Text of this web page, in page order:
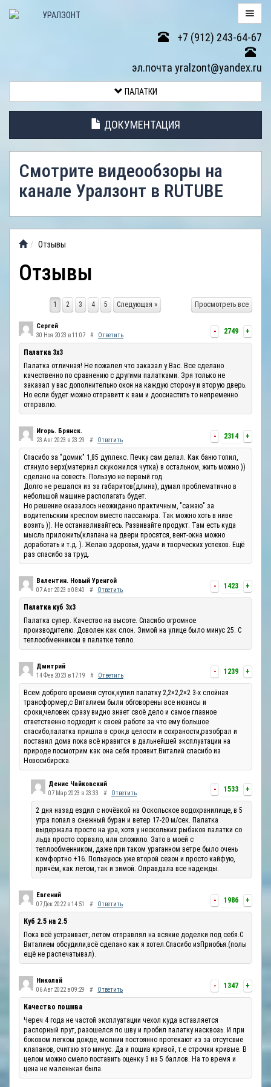
+7 (912) 243-64-67
эл.почта yralzont@yandex.ru
ТОВАРА
ПАЛАТОК
АНТИДОЖДЕВЫЕ
ТЕНТЫ
ВИДЕООБЗОР
ОТЗЫВЫ
ПАЛАТКИ
ДОКУМЕНТАЦИЯ
Смотрите видеообзоры на
канале Уралзонт в RUTUBE
Отзывы
Отзывы
Просмотреть все
1 2 3 4 5 Следующая »
- 2749 +
Сергей
30 Ноя 2023 в 11:07 # Ответить
Палатка 3х3
Палатка отличная! Не пожалел что заказал у Вас. Все сделано
качественно по сравнению с другими палатками. Зря только не
заказал у вас дополнительно окон на каждую сторону и вторую дверь.
Но если будет можно отправитт к вам и дооснастить то непременно
отправлю.
- 2314 +
Игорь. Брянск.
23 Авг 2023 в 23:29 # Ответить
Спасибо за "домик" 1,85 дуплекс. Печку сам делал. Как баню топил,
стянуло верх(материал скукожился чутка) в остальном, жить можно ))
сделано на совесть. Пользую не первый год.
Долго не решался из за габаритов(длина), думал проблематично в
небольшой машине располагать будет.
Но решение оказалось неожиданно практичным, "сажаю" за
водительским креслом вместо пассажира. Так можно хоть в ниве
возить )). Не останавливайтесь. Развивайте продукт. Там есть куда
мысль приложить(клапана на двери просятся, вент-окна можно
доработать и т.д. ). Желаю здоровья, удачи и творческих успехов. Ещё
раз спасибо за труд.
- 1423 +
Валентин. Новый Уренгой
07 Авг 2023 в 08:40 # Ответить
Палатка куб 3х3
Палатка супер. Качество на высоте. Спасибо огромное
производителю. Доволен как слон. Зимой на улице было минус 25. С
теплообменником в палатке тепло.
- 1239 +
Дмитрий
14 Фев 2023 в 17:19 # Ответить
Всем доброго времени суток,купил палатку 2,2×2,2×2 3-х слойная
трансформер,с Виталием были обговорены все нюансы и
сроки,человек сразу видно знает своё дело и самое главное
ответственно подходит к своей работе за что ему большое
спасибо,палатка пришла в срок,в целости и сохраности,разобрал и
поставил дома пока всё нравится в дальнейшей эксплуатации на
природе посмотрим как она себя проявит.Виталий спасибо из
Новосибирска.
- 1533 +
Денис Чайковский
07 Мар 2023 в 23:33 # Ответить
2 дня назад ездил с ночёвкой на Оскольское водохранилище, в 5
утра попал в снежный буран и ветер 17-20 м/сек. Палатка
выдержала просто на ура, хотя у нескольких рыбаков палатки со
льда просто сорвало, или сложило. Зато в моей с
теплообменником, даже при таком ураганном ветре было очень
комфортно +16. Пользуюсь уже второй сезон и просто кайфую,
причём, как летом, так и зимой. Оправдала все надежды.
- 1986 +
Евгений
07 Дек 2022 в 14:51 # Ответить
Куб 2.5 на 2.5
Пока всё устраивает, летом отправлял на всякие доделки под себя.С
Виталием обсудили,всё сделано как я хотел.Спасибо изПриобья.(полы
ещё не распечатывал).
- 1347 +
Николай
06 Авг 2022 в 09:29 # Ответить
Качество пошива
Череч 4 года не частой эксплуатации чехол куда вставляется
распорный прут, разошелся по шву и пробил палатку насквозь. И при
боковом легком дожде, молнии постоянно протекают из за отсутсвие
клапанов, считаю это минус. Да и пошив кривой, т.е строчки кривые. В
целом можно смело поставить оценку 3 из 5 баллов. На то время и
цена не маленькая была.